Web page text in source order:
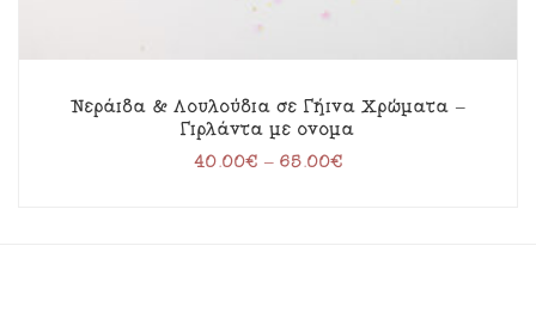
Νεράιδα & Λουλούδια σε Γήινα Χρώματα –
Γιρλάντα με όνομα
40.00€ – 65.00€